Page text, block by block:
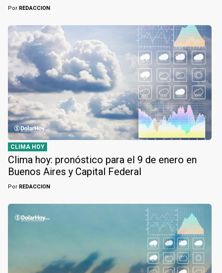
Por REDACCION
CLIMA HOY
Clima hoy: pronóstico para el 9 de enero en
Buenos Aires y Capital Federal
Por REDACCION